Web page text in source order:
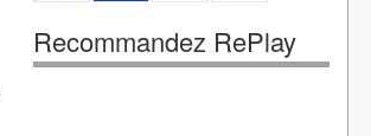
Recommandez RePlay